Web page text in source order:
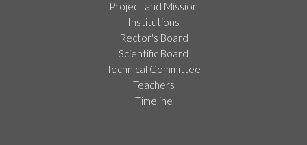
Project and Mission
Institutions
Rector's Board
Scientific Board
Technical Committee
Teachers
Timeline